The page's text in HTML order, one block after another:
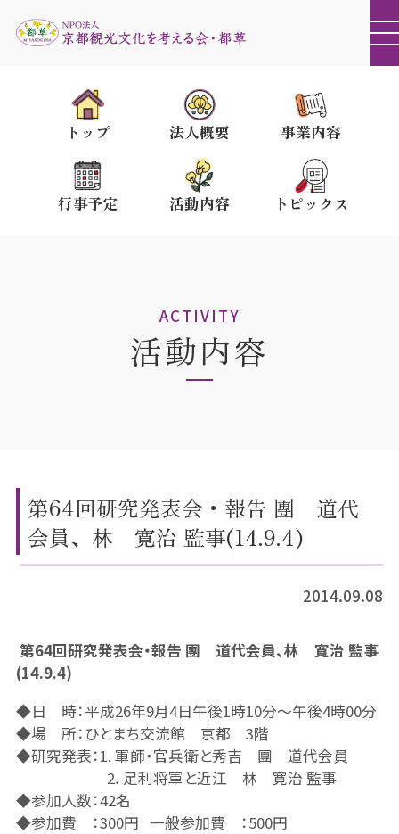
トップ 法人概要 事業内容
行事予定 活動内容 トピックス
ACTIVITY
活動内容
第64回研究発表会・報告 團 道代
会員、林 寛治 監事(14.9.4)
2014.09.08
第64回研究発表会・報告 團 道代会員、林 寛治 監事
(14.9.4)
◆日 時：平成26年9月4日午後1時10分～午後4時00分
◆場 所：ひとまち交流館 京都 3階
◆研究発表：1. 軍師・官兵衛と秀吉 團 道代会員
2．足利将軍と近江 林 寛治 監事
◆参加人数：42名
◆参加費 ：300円 一般参加費 ：500円